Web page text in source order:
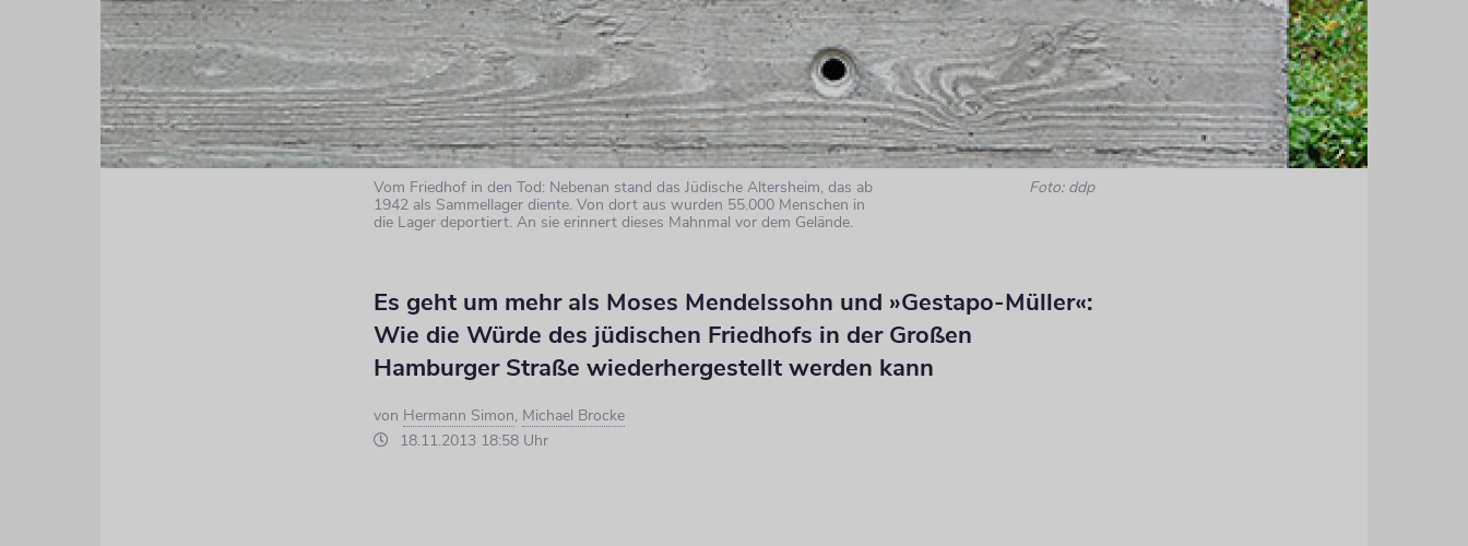
Vom Friedhof in den Tod: Nebenan stand das Jüdische Altersheim, das ab
1942 als Sammellager diente. Von dort aus wurden 55.000 Menschen in
die Lager deportiert. An sie erinnert dieses Mahnmal vor dem Gelände.
Foto: ddp
Es geht um mehr als Moses Mendelssohn und »Gestapo-Müller«:
Wie die Würde des jüdischen Friedhofs in der Großen
Hamburger Straße wiederhergestellt werden kann
von Hermann Simon, Michael Brocke
18.11.2013 18:58 Uhr